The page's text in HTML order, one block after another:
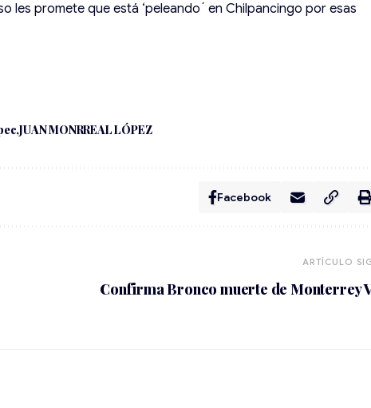
les promete que está ‘peleando´ en Chilpancingo por esas
JUAN MONRREAL LÓPEZ
Facebook
ARTÍCULO
Confirma Bronco muerte de Monterrey